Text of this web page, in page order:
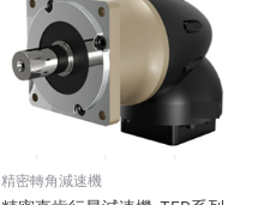
精密轉角減速機